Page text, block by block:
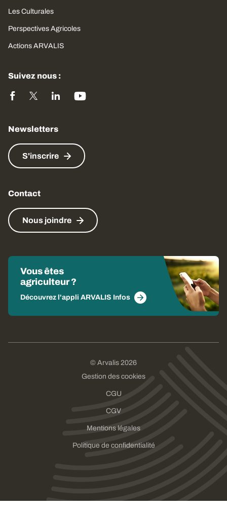
Les Culturales
Perspectives Agricoles
Actions ARVALIS
Suivez nous :
Newsletters
S'inscrire
Contact
Nous joindre
Vous êtes
agriculteur ?
Découvrez l'appli ARVALIS Infos
© Arvalis 2026
Gestion des cookies
CGU
CGV
Mentions légales
Politique de confidentialité